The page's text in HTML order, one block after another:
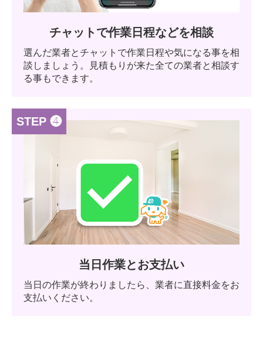
チャットで作業日程などを相談
選んだ業者とチャットで作業日程や気になる事を相
談しましょう。見積もりが来た全ての業者と相談す
る事もできます。
STEP ❹
当日作業とお支払い
当日の作業が終わりましたら、業者に直接料金をお
支払いください。